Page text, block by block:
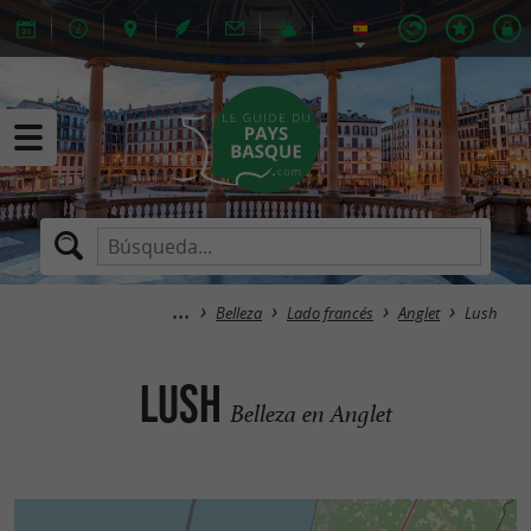
Belleza Lado francés Anglet Lush
Lush Belleza en Anglet